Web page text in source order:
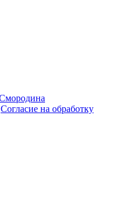
Согласие на обработку